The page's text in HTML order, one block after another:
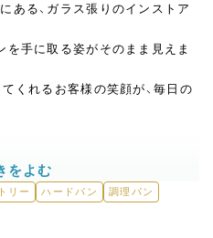
ある、ガラス張りのインストア
を手に取る姿がそのまま見えま
くれるお客様の笑顔が、毎日の
リー ハードパン
調理パン